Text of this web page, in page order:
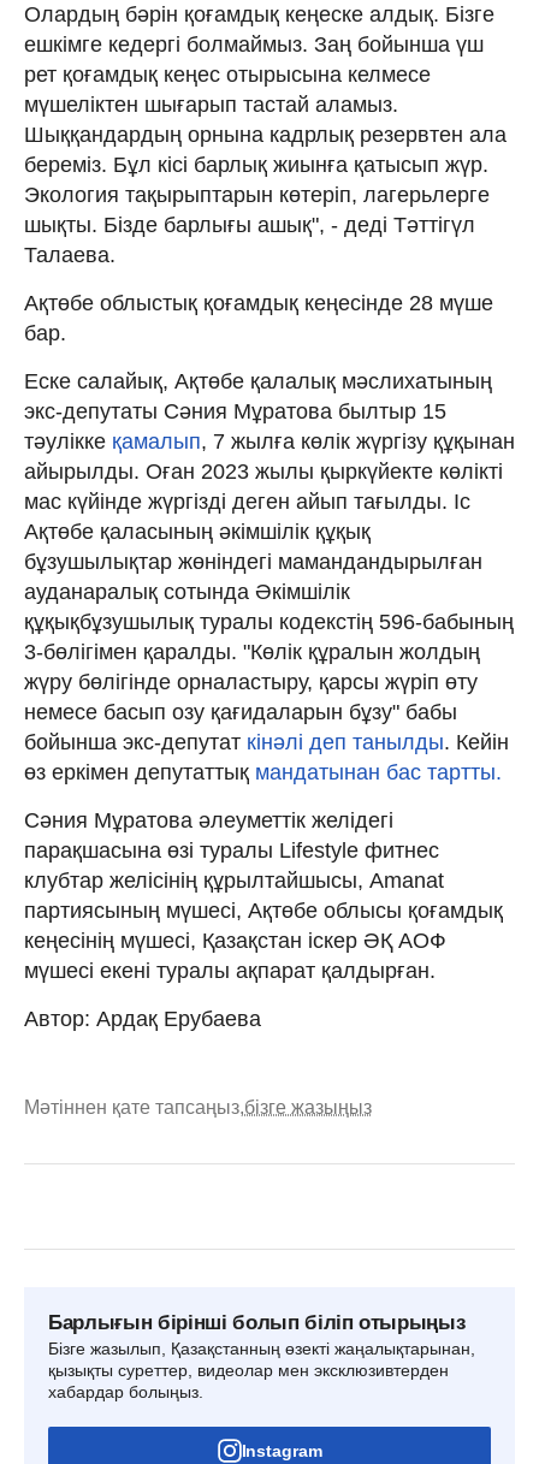
Олардың бәрін қоғамдық кеңеске алдық. Бізге
ешкімге кедергі болмаймыз. Заң бойынша үш
рет қоғамдық кеңес отырысына келмесе
мүшеліктен шығарып тастай аламыз.
Шыққандардың орнына кадрлық резервтен ала
береміз. Бұл кісі барлық жиынға қатысып жүр.
Экология тақырыптарын көтеріп, лагерьлерге
шықты. Бізде барлығы ашық", - деді Тәттігүл
Талаева.
Ақтөбе облыстық қоғамдық кеңесінде 28 мүше
бар.
Еске салайық, Ақтөбе қалалық мәслихатының
экс-депутаты Сәния Мұратова былтыр 15
тәулікке қамалып, 7 жылға көлік жүргізу құқынан
айырылды. Оған 2023 жылы қыркүйекте көлікті
мас күйінде жүргізді деген айып тағылды. Іс
Ақтөбе қаласының әкімшілік құқық
бұзушылықтар жөніндегі мамандандырылған
ауданаралық сотында Әкімшілік
құқықбұзушылық туралы кодекстің 596-бабының
3-бөлігімен қаралды. "Көлiк құралын жолдың
жүру бөлiгiнде орналастыру, қарсы жүрiп өту
немесе басып озу қағидаларын бұзу" бабы
бойынша экс-депутат кінәлі деп танылды. Кейін
өз еркімен депутаттық мандатынан бас тартты.
Сәния Мұратова әлеуметтік желідегі
парақшасына өзі туралы Lifestyle фитнес
клубтар желісінің құрылтайшысы, Amanat
партиясының мүшесі, Ақтөбе облысы қоғамдық
кеңесінің мүшесі, Қазақстан іскер ӘҚ АОФ
мүшесі екені туралы ақпарат қалдырған.
Автор: Ардақ Ерубаева
Мәтіннен қате тапсаңыз,бізге жазыңыз
Барлығын бірінші болып біліп отырыңыз
Бізге жазылып, Қазақстанның өзекті жаңалықтарынан,
қызықты суреттер, видеолар мен эксклюзивтерден
хабардар болыңыз.
Instagram